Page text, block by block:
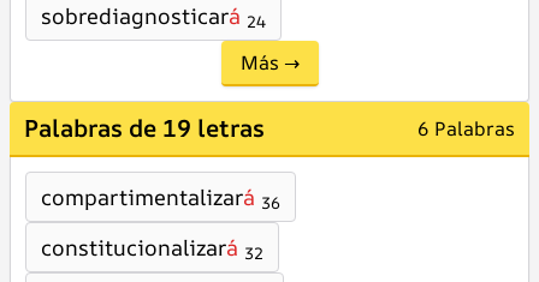
sobrediagnosticará 24
Más →
Palabras de 19 letras 6 Palabras
compartimentalizará 36
constitucionalizará 32